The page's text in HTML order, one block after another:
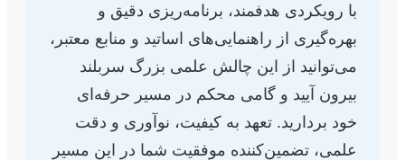
با رویکردی هدفمند، برنامه‌ریزی دقیق و
بهره‌گیری از راهنمایی‌های اساتید و منابع معتبر،
می‌توانید از این چالش علمی بزرگ سربلند
بیرون آیید و گامی محکم در مسیر حرفه‌ای
خود بردارید. تعهد به کیفیت، نوآوری و دقت
علمی، تضمین‌کننده موفقیت شما در این مسیر